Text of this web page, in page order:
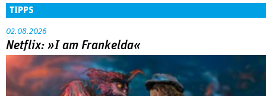
TIPPS
02.08.2026
Netflix: »I am Frankelda«